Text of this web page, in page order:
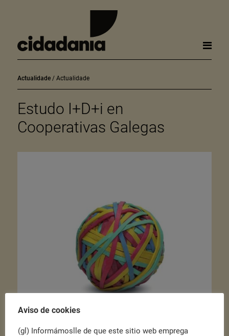
Actualidade Actualidade
Estudo I+D+i en
Cooperativas Galegas
Aviso de cookies
(gl) Informámoslle de que este sitio web emprega